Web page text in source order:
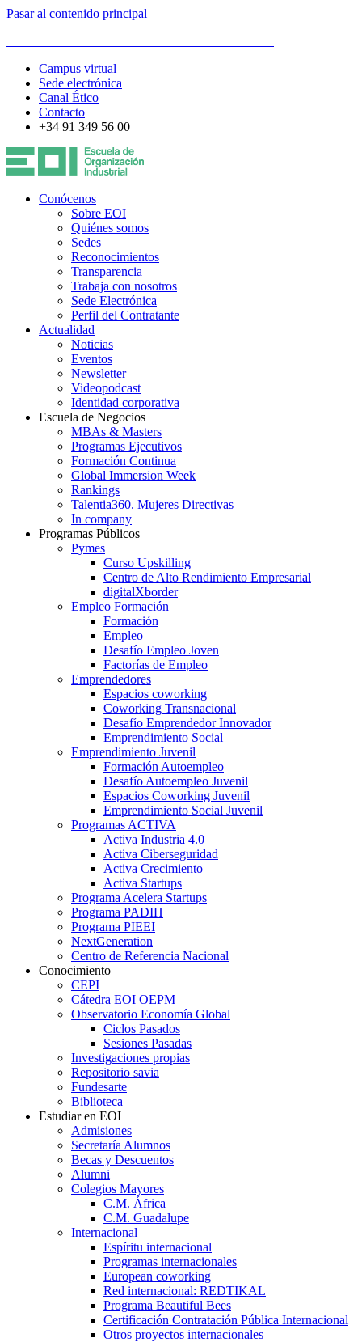
Pasar al contenido principal
Campus virtual
Sede electrónica
Canal Ético
Contacto
+34 91 349 56 00
Conócenos
Sobre EOI
Quiénes somos
Sedes
Reconocimientos
Transparencia
Trabaja con nosotros
Sede Electrónica
Perfil del Contratante
Actualidad
Noticias
Eventos
Newsletter
Videopodcast
Identidad corporativa
Escuela de Negocios
MBAs & Masters
Programas Ejecutivos
Formación Continua
Global Immersion Week
Rankings
Talentia360. Mujeres Directivas
In company
Programas Públicos
Pymes
Curso Upskilling
Centro de Alto Rendimiento Empresarial
digitalXborder
Empleo Formación
Formación
Empleo
Desafío Empleo Joven
Factorías de Empleo
Emprendedores
Espacios coworking
Coworking Transnacional
Desafío Emprendedor Innovador
Emprendimiento Social
Emprendimiento Juvenil
Formación Autoempleo
Desafío Autoempleo Juvenil
Espacios Coworking Juvenil
Emprendimiento Social Juvenil
Programas ACTIVA
Activa Industria 4.0
Activa Ciberseguridad
Activa Crecimiento
Activa Startups
Programa Acelera Startups
Programa PADIH
Programa PIEEI
NextGeneration
Centro de Referencia Nacional
Conocimiento
CEPI
Cátedra EOI OEPM
Observatorio Economía Global
Ciclos Pasados
Sesiones Pasadas
Investigaciones propias
Repositorio savia
Fundesarte
Biblioteca
Estudiar en EOI
Admisiones
Secretaría Alumnos
Becas y Descuentos
Alumni
Colegios Mayores
C.M. África
C.M. Guadalupe
Internacional
Espíritu internacional
Programas internacionales
European coworking
Red internacional: REDTIKAL
Programa Beautiful Bees
Certificación Contratación Pública Internacional
Otros proyectos internacionales